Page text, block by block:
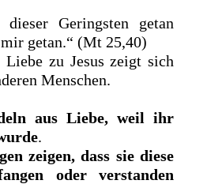
Geringsten getan
getan.“ (Mt 25,40)
Liebe zu Jesus zeigt sich
Menschen.
aus Liebe, weil ihr
.
zeigen, dass sie diese
oder verstanden